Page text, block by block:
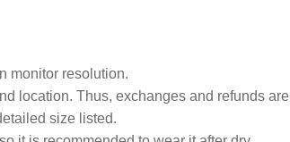
monitor resolution.
location. Thus, exchanges and refunds are
size listed.